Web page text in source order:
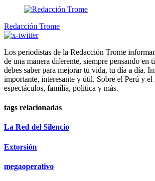
Redacción Trome
Los periodistas de la Redacción Trome
de una manera diferente, siempre pensando en
debes saber para mejorar tu vida, tu día a día.
importante, interesante y útil. Sobre el Perú y el
espectáculos, familia, política y más.
tags relacionadas
La Red del Silencio
Extorsión
megaoperativo